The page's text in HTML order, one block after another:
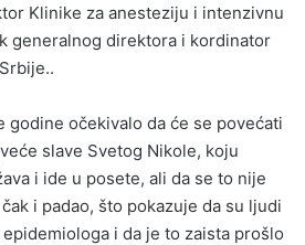
Klinike za anesteziju i intenzivnu
generalnog direktora i kordinator
godine očekivalo da će se povećati
slave Svetog Nikole, koju
i ide u posete, ali da se to nije
i padao, što pokazuje da su ljudi
i da je to zaista prošlo